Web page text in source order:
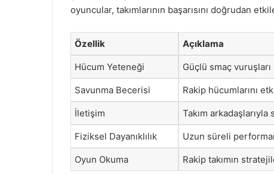
oyuncular, takımlarının başarısını doğrudan
Özellik Açıklama
Hücum Yeteneği Güçlü smaç
Savunma Becerisi Rakip hücumlarını
İletişim Takım
Fiziksel Dayanıklılık Uzun süreli
Oyun Okuma Rakip takımın